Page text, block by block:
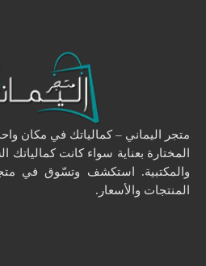
متجر اليماني – كمالياتك في مكان
المختارة بعناية سواء كانت كمالياتك
والمكتبية. استكشف وتسّوق في
المنتجات والأسعار.